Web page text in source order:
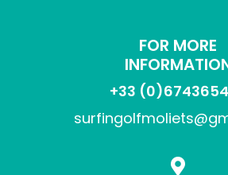
FOR MORE
+33